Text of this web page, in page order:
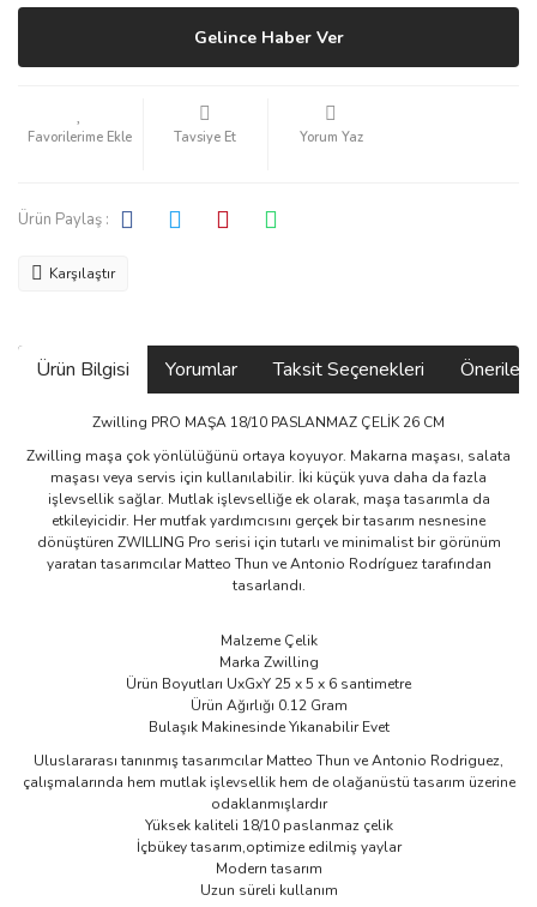
Gelince Haber Ver
Tavsiye Et Yorum Yaz
Ürün Paylaş :
Karşılaştır
Ürün Bilgisi Yorumlar Taksit Seçenekleri
Zwilling PRO MAŞA 18/10 PASLANMAZ ÇELİK 26 CM
Zwilling maşa çok yönlülüğünü ortaya koyuyor. Makarna maşası, salata
maşası veya servis için kullanılabilir. İki küçük yuva daha da fazla
işlevsellik sağlar. Mutlak işlevselliğe ek olarak, maşa tasarımla da
etkileyicidir. Her mutfak yardımcısını gerçek bir tasarım nesnesine
dönüştüren ZWILLING Pro serisi için tutarlı ve minimalist bir görünüm
yaratan tasarımcılar Matteo Thun ve Antonio Rodríguez tarafından
tasarlandı.
Malzeme Çelik
Marka Zwilling
Ürün Boyutları UxGxY 25 x 5 x 6 santimetre
Ürün Ağırlığı 0.12 Gram
Bulaşık Makinesinde Yıkanabilir Evet
Uluslararası tanınmış tasarımcılar Matteo Thun ve Antonio Rodriguez,
çalışmalarında hem mutlak işlevsellik hem de olağanüstü tasarım üzerine
odaklanmışlardır
Yüksek kaliteli 18/10 paslanmaz çelik
İçbükey tasarım,optimize edilmiş yaylar
Modern tasarım
Uzun süreli kullanım